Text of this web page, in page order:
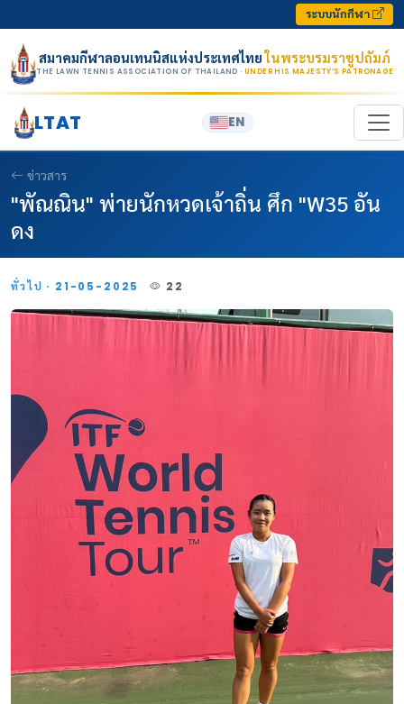
ระบบนักกีฬา
สมาคมกีฬาลอนเทนนิสแห่งประเทศไทยในพระบรมราชูปถัมภ์
THE LAWN TENNIS ASSOCIATION OF THAILAND · UNDER HIS MAJESTY’S PATRONAGE
LTAT EN
ข่าวสาร
"พัณณิน" พ่ายนักหวดเจ้าถิ่น ศึก "W35 อัน
ดง
ทั่วไป · 21-05-2025 22